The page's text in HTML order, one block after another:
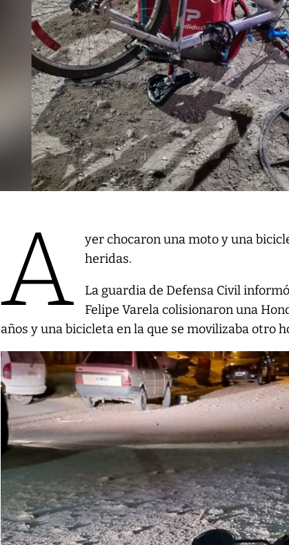
A
yer chocaron una moto y una
heridas.
La guardia de Defensa Civil
Felipe Varela colisionaron una
años y una bicicleta en la que se movilizaba otro